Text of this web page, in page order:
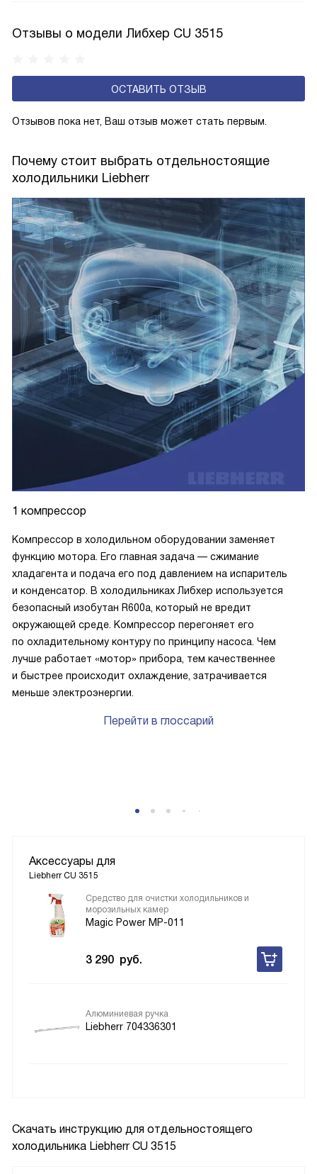
Скачать инструкцию для отдельностоящего
холодильника Liebherr CU 3515
с панелью, выполняющей функцию «сухой стенки». Такие
эксплуатацию и чаще всего оснащены нулевой зоной
свежести BioFresh 0°C. Они встречаются в сериях Plus,
Отзывы о модели Либхер CU 3515
ОСТАВИТЬ ОТЗЫВ
Отзывов пока нет, Ваш отзыв может стать первым.
Почему стоит выбрать отдельностоящие
холодильники Liebherr
1 компрессор
Компрессор в холодильном оборудовании заменяет
функцию мотора. Его главная задача — сжимание
хладагента и подача его под давлением на испаритель
и конденсатор. В холодильниках Либхер используется
безопасный изобутан R600a, который не вредит
окружающей среде. Компрессор перегоняет его
по охладительному контуру по принципу насоса. Чем
лучше работает «мотор» прибора, тем качественнее
и быстрее происходит охлаждение, затрачивается
меньше электроэнергии.
Перейти в глоссарий
Аксессуары для
Liebherr CU 3515
Средство для очистки холодильников и
морозильных камер
Magic Power MP-011
3 290 руб.
Алюминиевая ручка
Liebherr 704336301